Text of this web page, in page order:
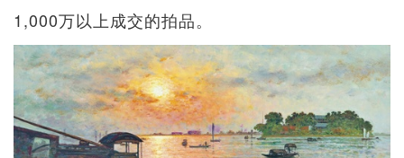
1,000万以上成交的拍品。